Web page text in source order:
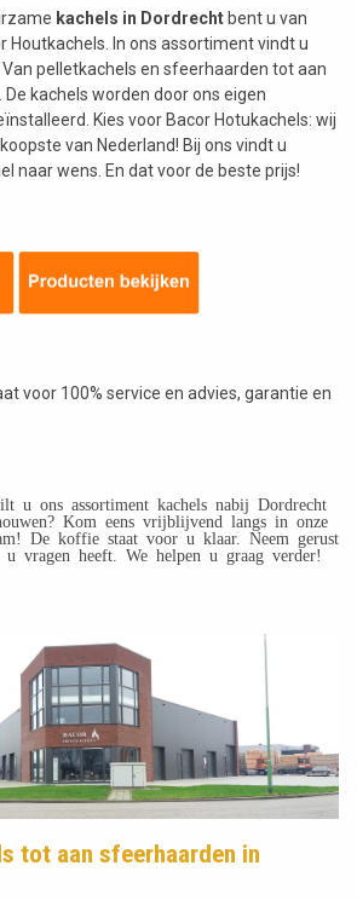
kachels in Dordrecht bent u van
Houtkachels. In ons assortiment vindt u
pelletkachels en sfeerhaarden tot aan
kachels worden door ons eigen
Kies voor Bacor Hotukachels: wij
van Nederland! Bij ons vindt u
naar wens. En dat voor de beste prijs!
voor 100% service en advies, garantie en
u ons assortiment kachels nabij Dordrecht
Kom eens vrijblijvend langs in onze
De koffie staat voor u klaar. Neem gerust
vragen heeft. We helpen u graag verder!
tot aan sfeerhaarden in